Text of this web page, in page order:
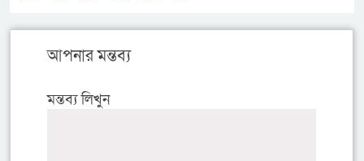
আপনার মন্তব্য
মন্তব্য লিখুন